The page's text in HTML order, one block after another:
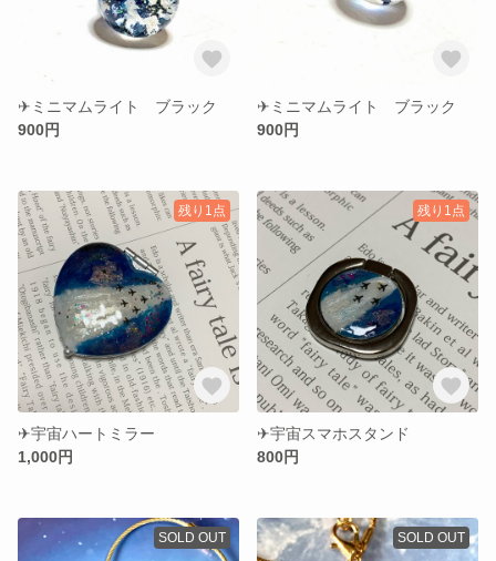
✈︎ミニマムライト ブラック
900円
✈︎ミニマムライト ブラック
900円
残り1点
✈︎宇宙ハートミラー
1,000円
残り1点
✈︎宇宙スマホスタンド
800円
SOLD OUT SOLD OUT